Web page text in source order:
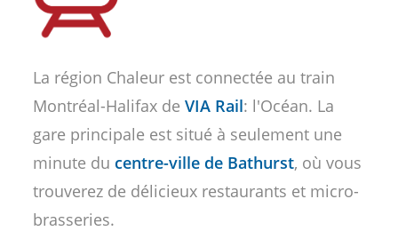
La région Chaleur est connectée au train
Montréal-Halifax deVIA Rail: l'Océan. La
gare principale est situé à seulement une
minute du centre-ville de Bathurst, où vous
trouverez de délicieux restaurants et micro-
brasseries.